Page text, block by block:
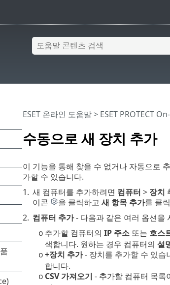
수동으로 새 장치 추가
ESET 온라인 도움말> ESET PROTECT
이 기능을 통해 찾을 수 없거나 자동으로
가할 수 있습니다.
1. 새 컴퓨터를 추가하려면 컴퓨터 > 장치
이콘
을 클릭하고 새 항목 추가를 클
2. 컴퓨터 추가- 다음과 같은 여러 옵션을
o 추가할 컴퓨터의 IP 주소또는 호스
색합니다. 원하는 경우 컴퓨터의 설
o +장치 추가- 장치를 추가할 수 있습
합니다.
o CSV 가져오기 - 추가할 컴퓨터 목록